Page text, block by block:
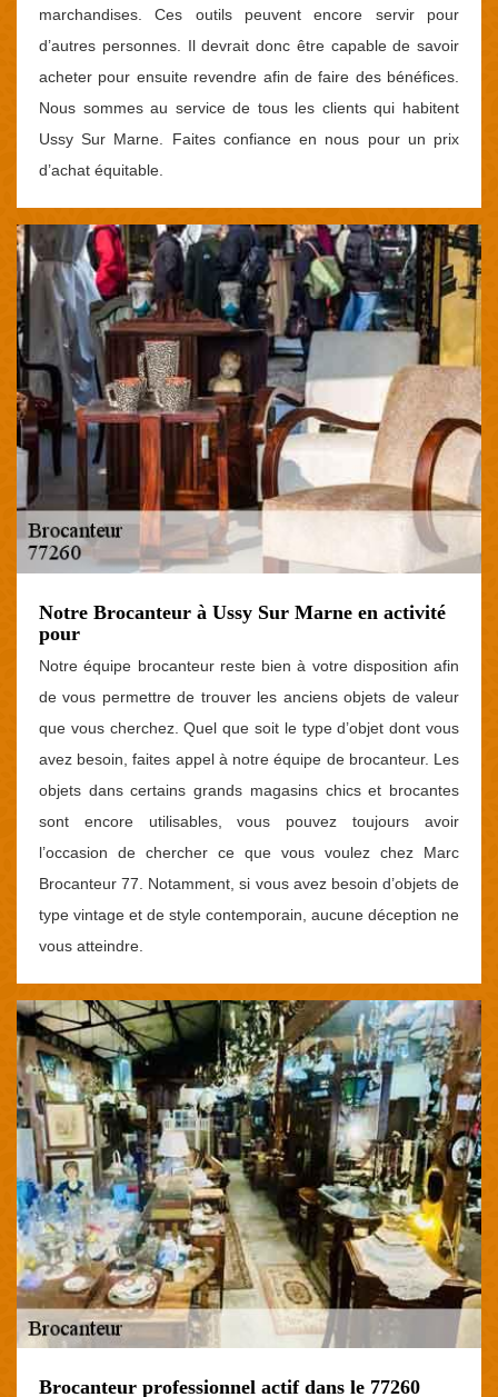
marchandises. Ces outils peuvent encore servir pour
d’autres personnes. Il devrait donc être capable de savoir
acheter pour ensuite revendre afin de faire des bénéfices.
Nous sommes au service de tous les clients qui habitent
Ussy Sur Marne. Faites confiance en nous pour un prix
d’achat équitable.
Notre Brocanteur à Ussy Sur Marne en activité
pour
Notre équipe brocanteur reste bien à votre disposition afin
de vous permettre de trouver les anciens objets de valeur
que vous cherchez. Quel que soit le type d’objet dont vous
avez besoin, faites appel à notre équipe de brocanteur. Les
objets dans certains grands magasins chics et brocantes
sont encore utilisables, vous pouvez toujours avoir
l’occasion de chercher ce que vous voulez chez Marc
Brocanteur 77. Notamment, si vous avez besoin d’objets de
type vintage et de style contemporain, aucune déception ne
vous atteindre.
Brocanteur professionnel actif dans le 77260